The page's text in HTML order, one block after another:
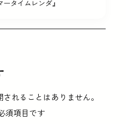
タイムレンダ』
れることはありません。
須項目です